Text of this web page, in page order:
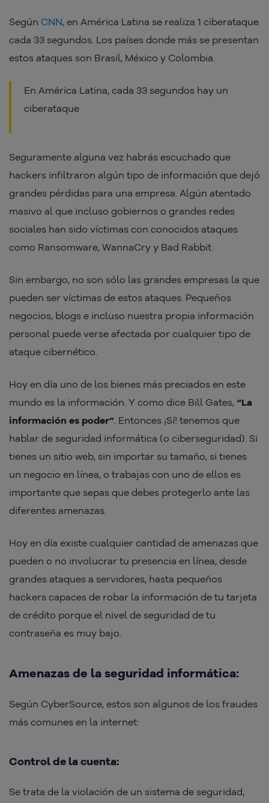
Según CNN, en América Latina se realiza 1 ciberataque
cada 33 segundos. Los países donde más se presentan
estos ataques son Brasil, México y Colombia.
En América Latina, cada 33 segundos hay un
ciberataque
Seguramente alguna vez habrás escuchado que
hackers infiltraron algún tipo de información que dejó
grandes pérdidas para una empresa. Algún atentado
masivo al que incluso gobiernos o grandes redes
sociales han sido víctimas con conocidos ataques
como Ransomware, WannaCry y Bad Rabbit.
Sin embargo, no son sólo las grandes empresas la que
pueden ser víctimas de estos ataques. Pequeños
negocios, blogs e incluso nuestra propia información
personal puede verse afectada por cualquier tipo de
ataque cibernético.
Hoy en día uno de los bienes más preciados en este
mundo es la información. Y como dice Bill Gates, “La
información es poder”. Entonces ¡Sí! tenemos que
hablar de seguridad informática (o ciberseguridad). Si
tienes un sitio web, sin importar su tamaño, si tienes
un negocio en línea, o trabajas con uno de ellos es
importante que sepas que debes protegerlo ante las
diferentes amenazas.
Hoy en día existe cualquier cantidad de amenazas que
pueden o no involucrar tu presencia en línea, desde
grandes ataques a servidores, hasta pequeños
hackers capaces de robar la información de tu tarjeta
de crédito porque el nivel de seguridad de tu
contraseña es muy bajo.
Amenazas de la seguridad informática:
Según CyberSource, estos son algunos de los fraudes
más comunes en la internet:
Control de la cuenta:
Se trata de la violación de un sistema de seguridad,